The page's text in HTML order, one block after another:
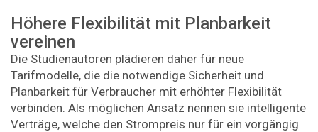
Höhere Flexibilität mit Planbarkeit
vereinen
Die Studienautoren plädieren daher für neue
Tarifmodelle, die die notwendige Sicherheit und
Planbarkeit für Verbraucher mit erhöhter Flexibilität
verbinden. Als möglichen Ansatz nennen sie intelligente
Verträge, welche den Strompreis nur für ein vorgängig